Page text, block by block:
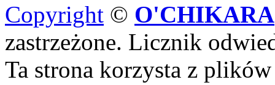
Copyright © O'CHIKARA
zastrzeżone. Licznik
Ta strona korzysta z